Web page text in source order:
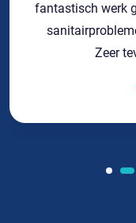
fantastisch werk
Zeer